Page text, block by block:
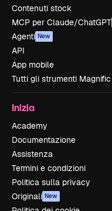
Contenuti stock
MCP per Claude/ChatGPT
Agenti New
API
App mobile
Tutti gli strumenti Magnific
Inizia
Academy
Documentazione
Assistenza
Termini e condizioni
Politica sulla privacy
Originali New